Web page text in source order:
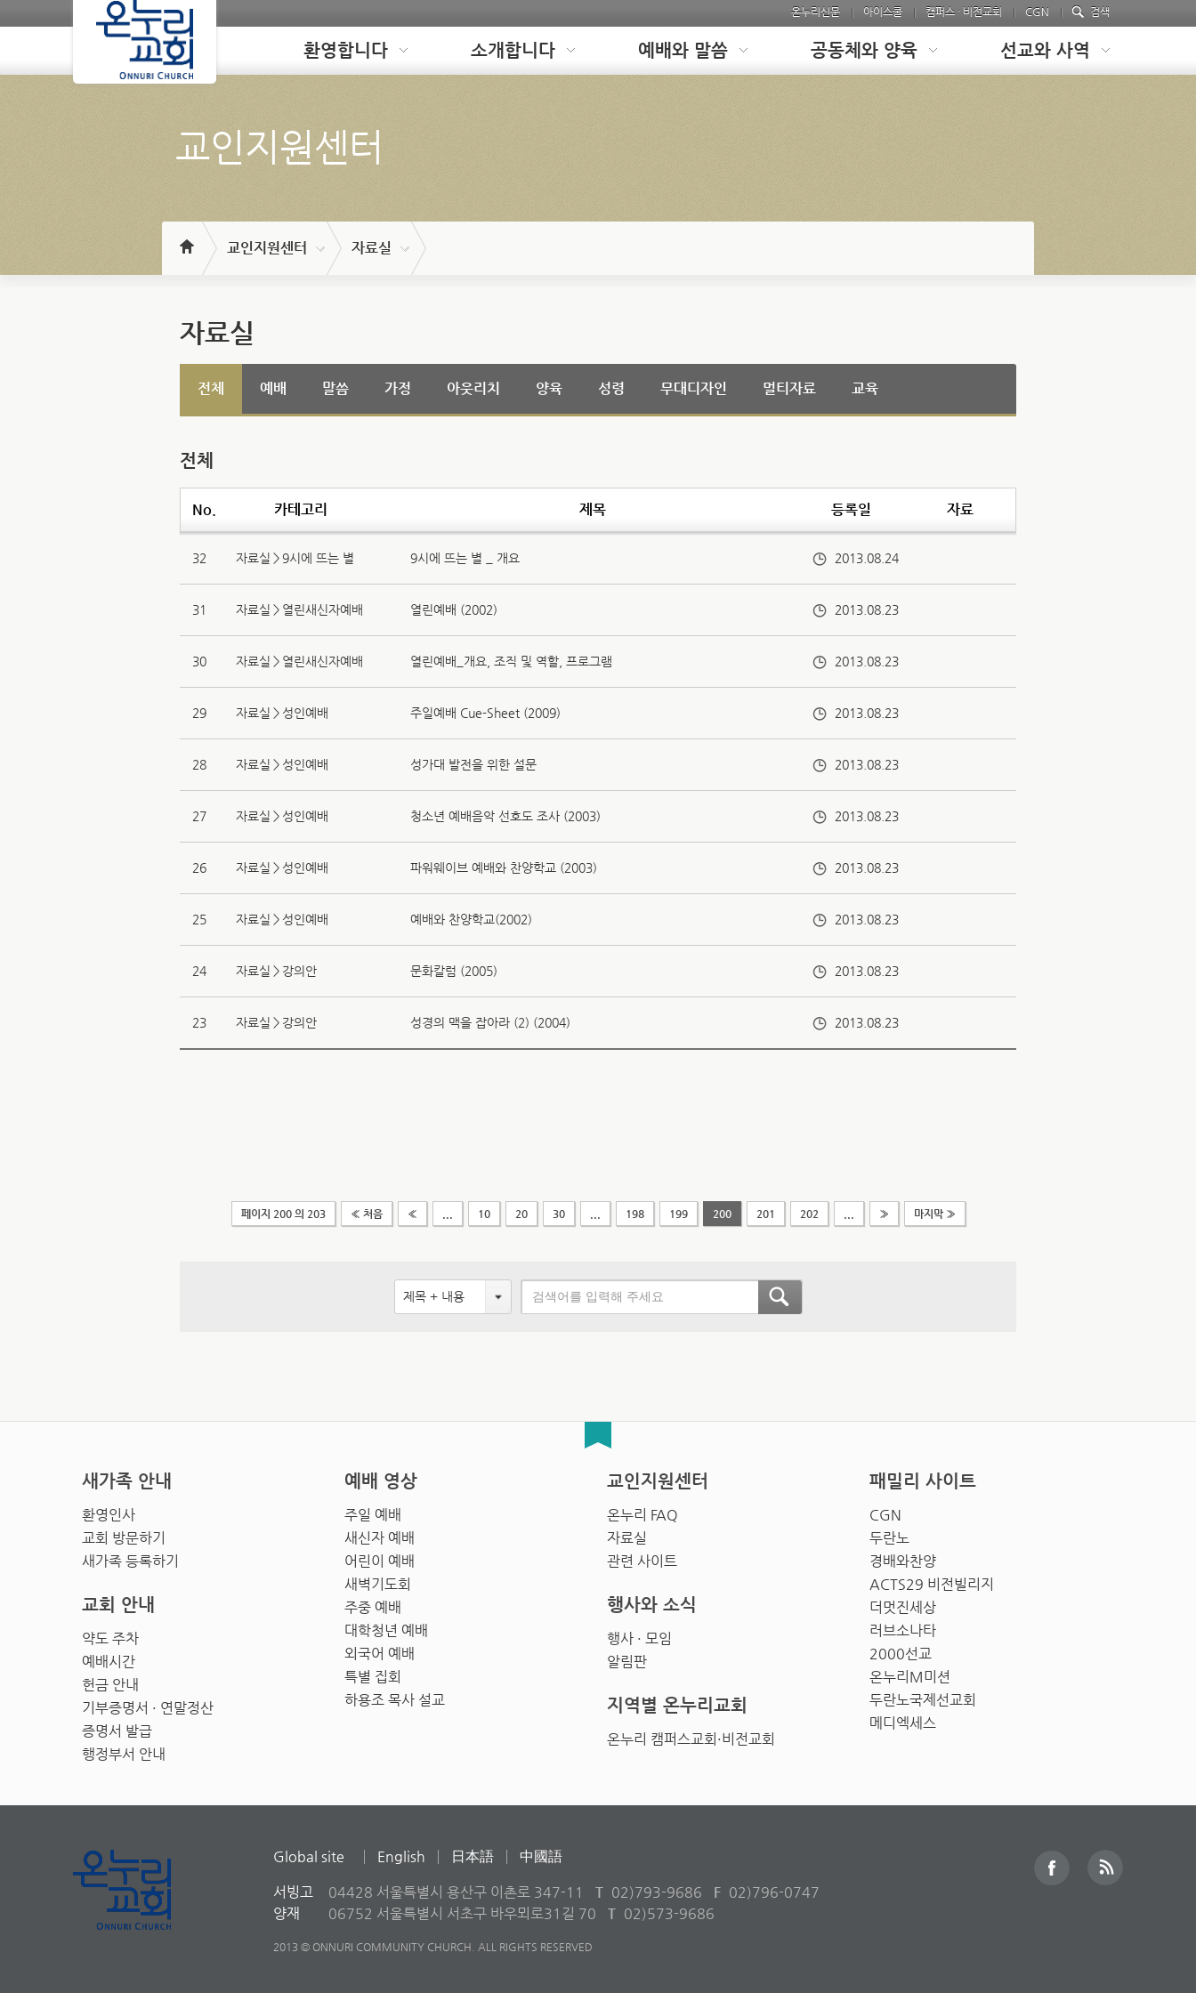
온누리신문 아이스쿨 캠퍼스 · 비전교회 CGN 검색
Loading 환영합니다 소개합니다 예배와 말씀 공동체와 양육 선교와 사역
교인지원센터
교인지원센터 자료실
자료실
전체 예배 말씀 가정 아웃리치 양육 성령 무대디자인 멀티자료 교육
전체
No. 카테고리 제목 등록일 자료
32 자료실＞9시에 뜨는 별 9시에 뜨는 별 _ 개요 2013.08.24
31 자료실＞열린새신자예배 열린예배 (2002) 2013.08.23
30 자료실＞열린새신자예배 열린예배_개요, 조직 및 역할, 프로그램 2013.08.23
29 자료실＞성인예배 주일예배 Cue-Sheet (2009) 2013.08.23
28 자료실＞성인예배 성가대 발전을 위한 설문 2013.08.23
27 자료실＞성인예배 청소년 예배음악 선호도 조사 (2003) 2013.08.23
26 자료실＞성인예배 파워웨이브 예배와 찬양학교 (2003) 2013.08.23
25 자료실＞성인예배 예배와 찬양학교(2002) 2013.08.23
24 자료실＞강의안 문화칼럼 (2005) 2013.08.23
23 자료실＞강의안 성경의 맥을 잡아라 (2) (2004) 2013.08.23
페이지 200 의 203 « 처음 « 10 20 30 198 199 200 201 202 » 마지막 »
제목 + 내용
새가족 안내
환영인사
교회 방문하기
새가족 등록하기
예배 영상
주일 예배
새신자 예배
어린이 예배
새벽기도회
주중 예배
대학청년 예배
외국어 예배
특별 집회
하용조 목사 설교
교인지원센터
온누리 FAQ
자료실
관련 사이트
패밀리 사이트
CGN
두란노
경배와찬양
ACTS29 비전빌리지
더멋진세상
러브소나타
2000선교
온누리M미션
두란노국제선교회
메디엑세스
교회 안내
약도 주차
예배시간
헌금 안내
기부증명서 · 연말정산
증명서 발급
행정부서 안내
행사와 소식
행사 · 모임
알림판
지역별 온누리교회
온누리 캠퍼스교회·비전교회
Global site English 日本語 中國語
서빙고 04428 서울특별시 용산구 이촌로 347-11 T 02)793-9686 F 02)796-0747
양재
06752 서울특별시 서초구 바우뫼로31길 70 T 02)573-9686
2013 © ONNURI COMMUNITY CHURCH. ALL RIGHTS RESERVED